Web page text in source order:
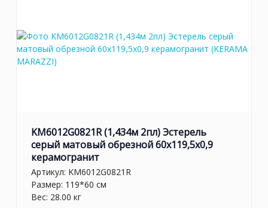
KM6012G0821R (1,434м 2пл) Эстерель
серый матовый обрезной 60x119,5x0,9
керамогранит
Артикул: KM6012G0821R
Размер: 119*60 см
Вес: 28.00 кг